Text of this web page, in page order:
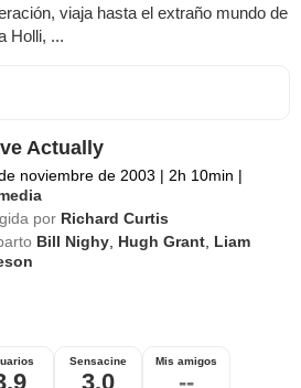
viaja hasta el extraño mundo de
Holli, ...
Actually
noviembre de 2003 | 2h 10min |
por Richard Curtis
Bill Nighy Hugh Grant Liam
Sensacine
3,0
Mis amigos
--